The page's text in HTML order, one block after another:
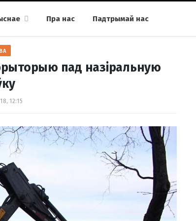
Пра нас Падтрымай нас
пад назіральную
12:15